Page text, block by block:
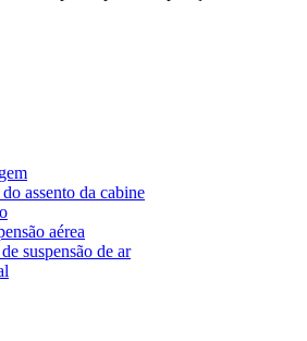
assento da cabine
aérea
suspensão de ar